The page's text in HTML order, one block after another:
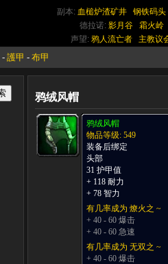
副本: 血槌炉渣矿井
钢铁码头
德拉诺: 影月谷
霜火岭
声望: 鸦人流亡者 主教议
- 護甲 - 布甲
鸦绒风帽
鸦绒风帽
物品等级: 549
装备后绑定
头部
31 护甲值
+ 118 耐力
+ 78 智力
有几率成为 燎火之 ~
+ 40 - 60 爆击
+ 40 - 60 急速
有几率成为 无双之 ~
+ 40 - 60 爆击